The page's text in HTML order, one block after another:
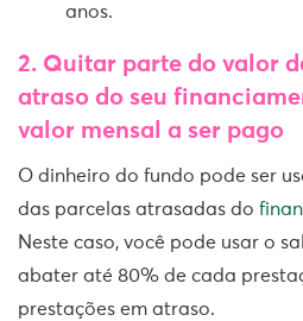
anos.
2. Quitar parte do valor
atraso do seu
valor mensal a ser pago
O dinheiro do fundo pode ser
das parcelas atrasadas do
Neste caso, você pode usar o
abater até 80% de cada
prestações em atraso.